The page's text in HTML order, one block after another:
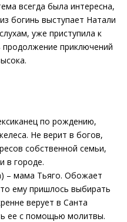
всегда была интересна,
богинь выступает Натали
уже приступила к
продолжение приключений
по рождению,
Не верит в богов,
собственной семьи,
в городе.
– мама Тьяго. Обожает
ему пришлось выбирать
верует в Санта
ее с помощью молитвы.